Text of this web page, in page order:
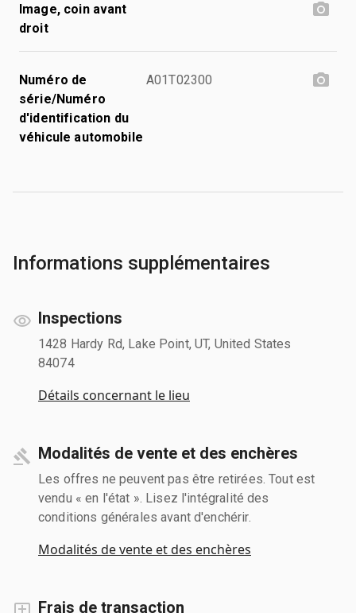
Image, coin avant
droit
Numéro de
série/Numéro
d'identification du
véhicule automobile
A01T02300
Informations supplémentaires
Inspections
1428 Hardy Rd, Lake Point, UT, United States
84074
Détails concernant le lieu
Modalités de vente et des enchères
Les offres ne peuvent pas être retirées. Tout est
vendu « en l'état ». Lisez l'intégralité des
conditions générales avant d'enchérir.
Modalités de vente et des enchères
Frais de transaction